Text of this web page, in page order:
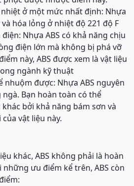
ở một mức nhất định: Nhựa
và hóa lỏng ở nhiệt độ 221 độ F
Nhựa ABS có khả năng chịu
điện lớn mà không bị phá vỡ
này, ABS được xem là vật liệu
ngành kỹ thuật
nhuộm được: Nhựa ABS nguyên
Bạn hoàn toàn có thể
bởi khả năng bám sơn và
vật liệu này.
khác, ABS không phải là hoàn
những ưu điểm kể trên, ABS còn